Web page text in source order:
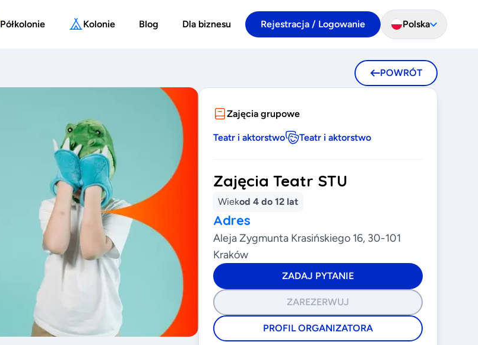
Półkolonie Kolonie Blog Dla biznesu Rejestracja / Logowanie Polska
POWRÓT
Zajęcia grupowe
Teatr i aktorstwo Teatr i aktorstwo
Zajęcia Teatr STU
Wiekod 4 do 12 lat
Adres
Aleja Zygmunta Krasińskiego 16, 30-101
Kraków
ZADAJ PYTANIE
ZAREZERWUJ
PROFIL ORGANIZATORA